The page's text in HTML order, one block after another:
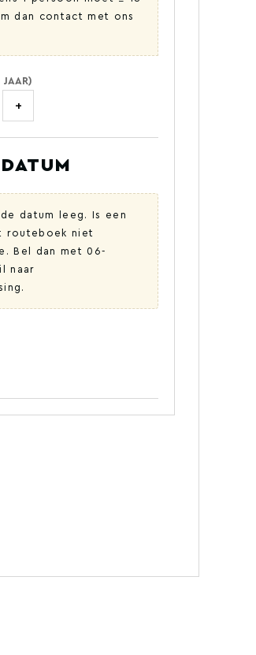
dan contact met ons
JAAR)
+
datum leeg. Is een
routeboek niet
Bel dan met 06-
naar